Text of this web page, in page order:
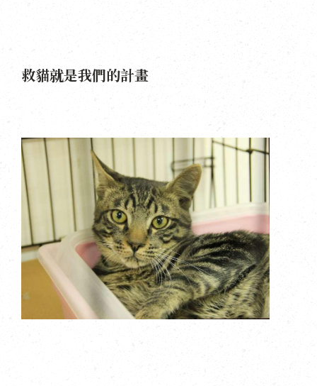
救貓就是我們的計畫